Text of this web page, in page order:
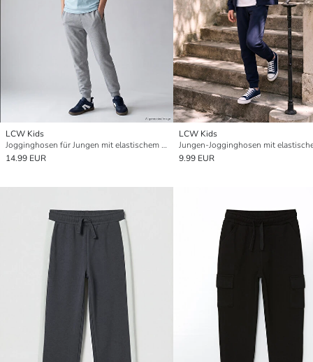
LCW Kids
Jogginghosen für Jungen mit elastischem Bund
14.99 EUR
LCW Kids
9.99 EUR